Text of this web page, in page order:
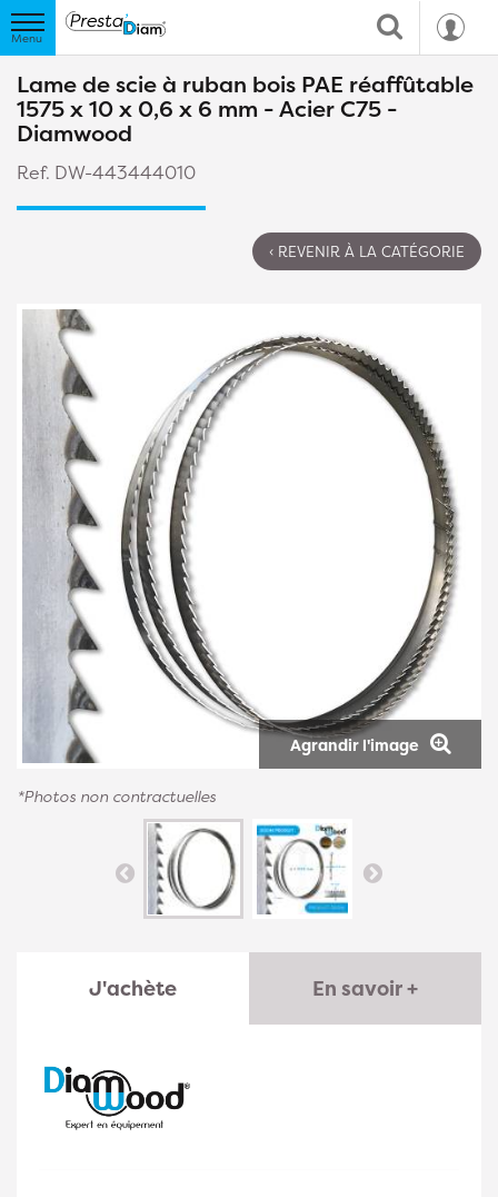
Lame de scie à ruban bois PAE réaffûtable
1575 x 10 x 0,6 x 6 mm - Acier C75 -
Diamwood
Ref. DW-443444010
‹ REVENIR À LA CATÉGORIE
Agrandir l'image
*Photos non contractuelles
J'achète En savoir +